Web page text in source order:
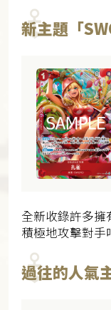
新主題「
全新收錄許多擁
積極地攻擊對手
過往的人氣